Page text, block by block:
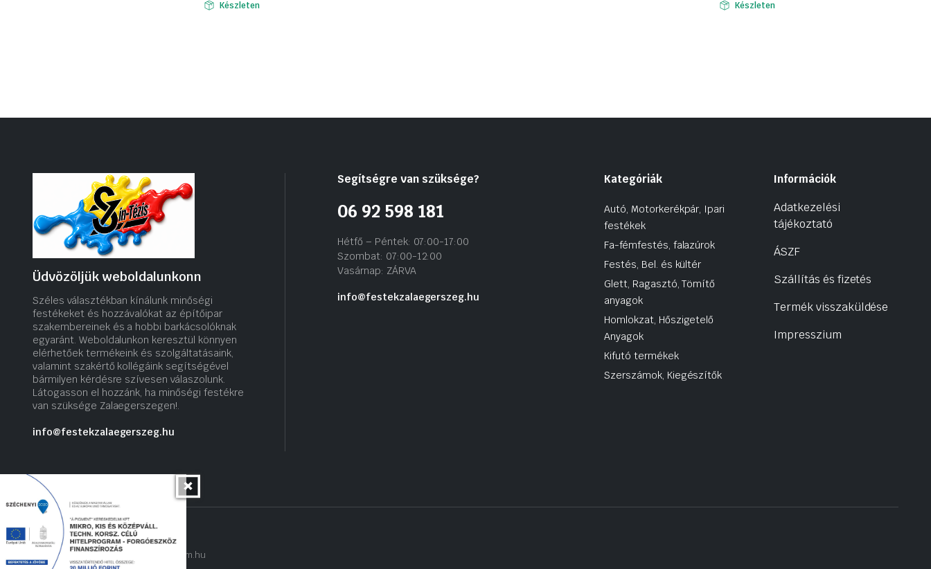
Készleten Készleten
Üdvözöljük weboldalunkonn
Széles választékban kínálunk minőségi
festékeket és hozzávalókat az építőipar
szakembereinek és a hobbi barkácsolóknak
egyaránt. Weboldalunkon keresztül könnyen
elérhetőek termékeink és szolgáltatásaink,
valamint szakértő kollégáink segítségével
bármilyen kérdésre szívesen válaszolunk.
Látogasson el hozzánk, ha minőségi festékre
van szüksége Zalaegerszegen!.
info@festekzalaegerszeg.hu
Segítségre van szüksége?
06 92 598 181
Hétfő – Péntek: 07:00-17:00
Szombat: 07:00-12:00
Vasárnap: ZÁRVA
info@festekzalaegerszeg.hu
Kategóriák
Autó, Motorkerékpár, Ipari
festékek
Fa-fémfestés, falazúrok
Festés, Bel. és kültér
Glett, Ragasztó, Tömítő
anyagok
Homlokzat, Hőszigetelő
Anyagok
Kifutó termékek
Szerszámok, Kiegészítők
Információk
Adatkezelési
tájékoztató
ÁSZF
Szállítás és fizetés
Termék visszaküldése
Impresszium
Copyright 2022 © hogyantalaljanakram.hu